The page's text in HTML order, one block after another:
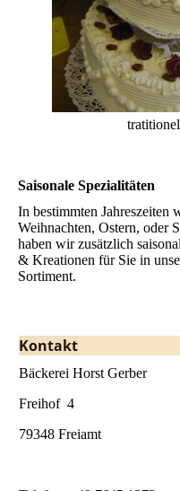
Saisonale Spezialitäten
In bestimmten Jahreszeiten
Weihnachten, Ostern, oder
haben wir zusätzlich
& Kreationen für Sie in
Sortiment.
Kontakt
Bäckerei Horst Gerber
Freihof 4
79348 Freiamt